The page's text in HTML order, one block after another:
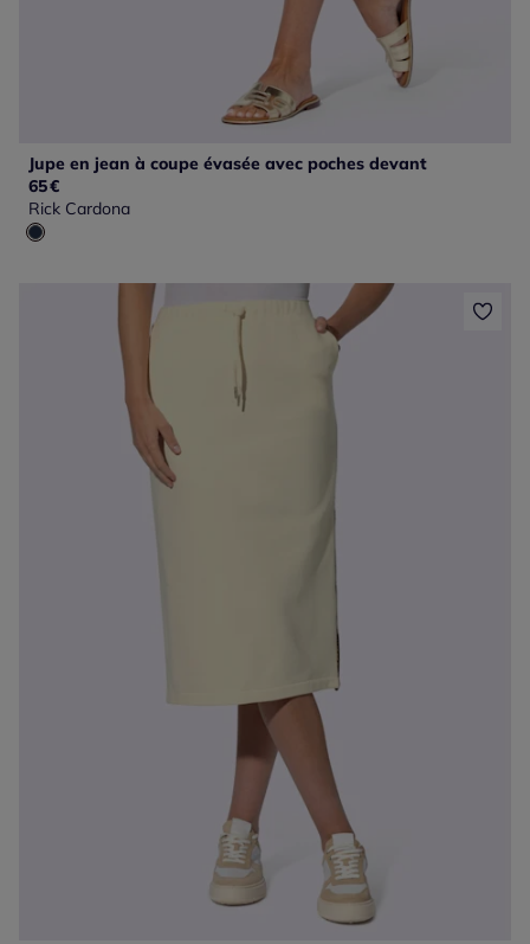
Jupe en jean à coupe évasée avec poches devant
65€
Rick Cardona